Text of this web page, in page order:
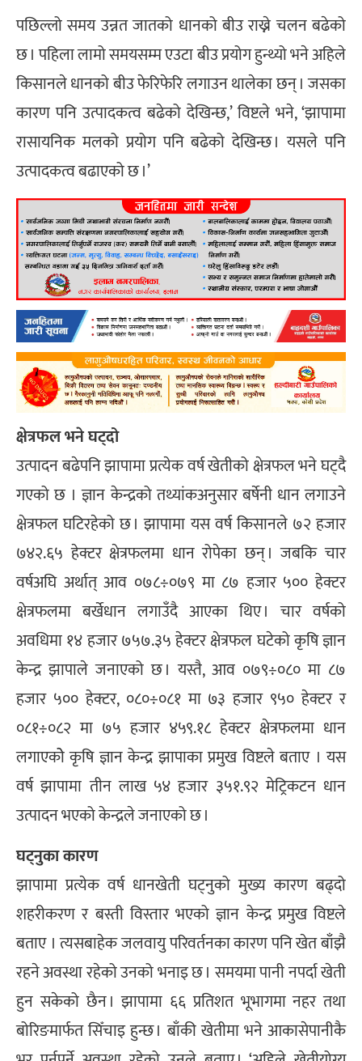
पछिल्लो समय उन्नत जातको धानको बीउ राख्ने चलन बढेको
छ । पहिला लामो समयसम्म एउटा बीउ प्रयोग हुन्थ्यो भने अहिले
किसानले धानको बीउ फेरिफेरि लगाउन थालेका छन् । जसका
कारण पनि उत्पादकत्व बढेको देखिन्छ,’ विष्टले भने, ‘झापामा
रासायनिक मलको प्रयोग पनि बढेको देखिन्छ । यसले पनि
उत्पादकत्व बढाएको छ ।’
क्षेत्रफल भने घट्दो
उत्पादन बढेपनि झापामा प्रत्येक वर्ष खेतीको क्षेत्रफल भने घट्दै
गएको छ । ज्ञान केन्द्रको तथ्यांकअनुसार बर्षेनी धान लगाउने
क्षेत्रफल घटिरहेको छ । झापामा यस वर्ष किसानले ७२ हजार
७४२.६५ हेक्टर क्षेत्रफलमा धान रोपेका छन् । जबकि चार
वर्षअघि अर्थात् आव ०७८÷०७९ मा ८७ हजार ५०० हेक्टर
क्षेत्रफलमा बर्खेधान लगाउँदै आएका थिए । चार वर्षको
अवधिमा १४ हजार ७५७.३५ हेक्टर क्षेत्रफल घटेको कृषि ज्ञान
केन्द्र झापाले जनाएको छ । यस्तै, आव ०७९÷०८० मा ८७
हजार ५०० हेक्टर, ०८०÷०८१ मा ७३ हजार ९५० हेक्टर र
०८१÷०८२ मा ७५ हजार ४५९.१८ हेक्टर क्षेत्रफलमा धान
लगाएकोे कृषि ज्ञान केन्द्र झापाका प्रमुख विष्टले बताए । यस
वर्ष झापामा तीन लाख ५४ हजार ३५१.९२ मेट्रिकटन धान
उत्पादन भएको केन्द्रले जनाएको छ ।
घट्नुका कारण
झापामा प्रत्येक वर्ष धानखेती घट्नुको मुख्य कारण बढ्दो
शहरीकरण र बस्ती विस्तार भएको ज्ञान केन्द्र प्रमुख विष्टले
बताए । त्यसबाहेक जलवायु परिवर्तनका कारण पनि खेत बाँझै
रहने अवस्था रहेको उनको भनाइ छ । समयमा पानी नपर्दा खेती
हुन सकेको छैन । झापामा ६६ प्रतिशत भूभागमा नहर तथा
बोरिङमार्फत सिँचाइ हुन्छ । बाँकी खेतीमा भने आकासेपानीकै